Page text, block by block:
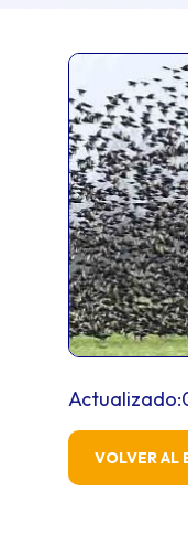
Actualizado:
VOLVER AL